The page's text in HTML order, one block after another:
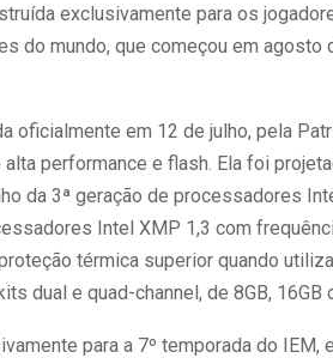
exclusivamente para os
do mundo, que começou em agosto
oficialmente em 12 de julho, pela
performance e flash. Ela foi
da 3ª geração de processadores
Intel XMP 1,3 com
térmica superior quando
dual e quad-channel, de 8GB, 16GB
para a 7º temporada do IEM,